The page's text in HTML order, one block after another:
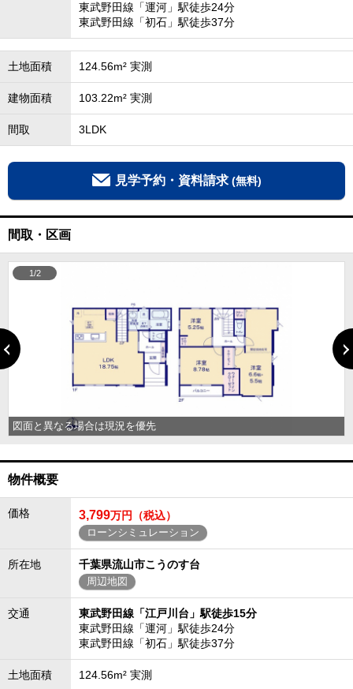
東武野田線「運河」駅徒歩24分
東武野田線「初石」駅徒歩37分
土地面積 124.56m² 実測
建物面積 103.22m² 実測
間取 3LDK
見学予約・資料請求 (無料)
間取・区画
図面と異なる場合は現況を優先
1/2
物件概要
価格 3,799万円（税込）
ローンシミュレーション
所在地 千葉県流山市こうのす台
周辺地図
交通
東武野田線「江戸川台」駅徒歩15分
東武野田線「運河」駅徒歩24分
東武野田線「初石」駅徒歩37分
土地面積 124.56m² 実測